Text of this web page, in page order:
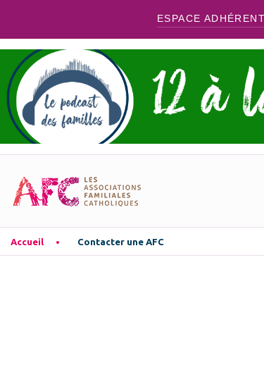
ESPACE
Accueil Contacter une AFC